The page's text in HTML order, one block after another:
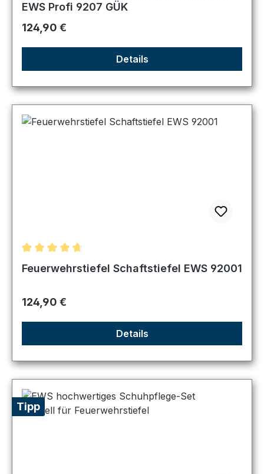
EWS Profi 9207 GÜK
Regulärer Preis:
124,90 €
Details
Durchschnittliche Bewertung von 4.83 von 5 Sternen
Feuerwehrstiefel Schaftstiefel EWS 92001
Regulärer Preis:
124,90 €
Details
Tipp